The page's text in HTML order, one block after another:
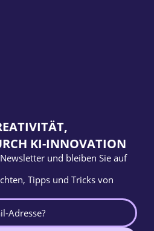
KI-INNOVATION
und bleiben Sie auf
Tipps und Tricks von